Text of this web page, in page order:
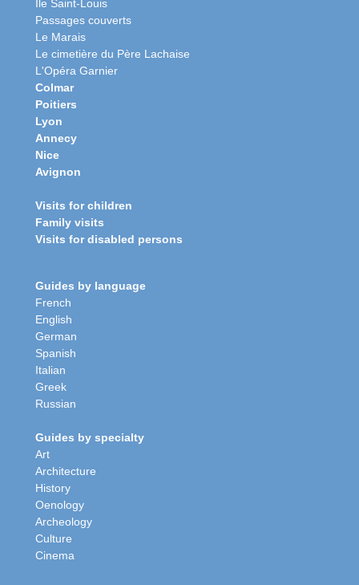
Ile Saint-Louis
Passages couverts
Le Marais
Le cimetière du Père Lachaise
L'Opéra Garnier
Colmar
Poitiers
Lyon
Annecy
Nice
Avignon
Visits for children
Family visits
Visits for disabled persons
Guides by language
French
English
German
Spanish
Italian
Greek
Russian
Guides by specialty
Art
Architecture
History
Oenology
Archeology
Culture
Cinema